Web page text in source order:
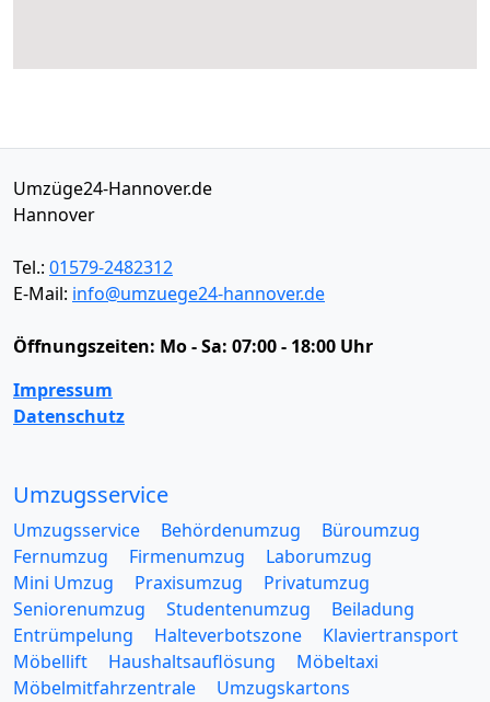
Umzüge24-Hannover.de
Hannover
Tel.: 01579-2482312
E-Mail: info@umzuege24-hannover.de
Öffnungszeiten: Mo - Sa: 07:00 - 18:00 Uhr
Impressum
Datenschutz
Umzugsservice
Umzugsservice Behördenumzug
Büroumzug
Fernumzug
Firmenumzug
Laborumzug
Mini Umzug
Praxisumzug
Privatumzug
Seniorenumzug
Studentenumzug
Beiladung
Entrümpelung
Halteverbotszone
Klaviertransport
Möbellift
Haushaltsauflösung
Möbeltaxi
Möbelmitfahrzentrale
Umzugskartons